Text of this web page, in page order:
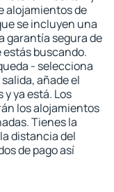
alojamientos de
se incluyen una
garantía segura de
buscando.
- selecciona
añade el
ya está. Los
los alojamientos
Tienes la
distancia del
de pago así